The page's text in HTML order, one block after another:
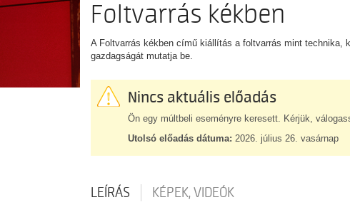
Foltvarrás kékben
A Foltvarrás kékben című kiállítás a foltvarrás mint technika,
gazdagságát mutatja be.
Nincs aktuális előadás
Ön egy múltbeli eseményre keresett. Kérjük,
Utolsó előadás dátuma: 2026. július 26. vasárnap
LEÍRÁS KÉPEK, VIDEÓK